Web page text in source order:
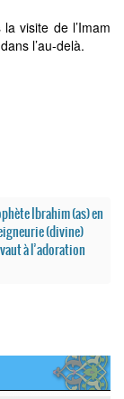
visite de l’Imam
l’au-delà.
Ibrahim (as) en
(divine)
à l’adoration